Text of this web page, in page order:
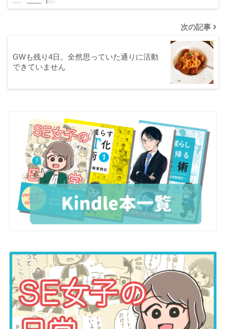
次の記事
GWも残り4日。全然思っていた通りに活動
できていません